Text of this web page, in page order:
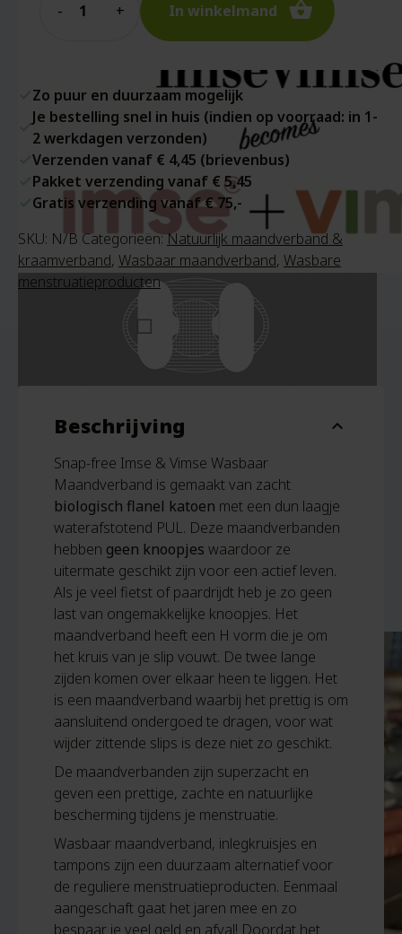
In winkelmand
Zo puur en duurzaam mogelijk
Je bestelling snel in huis (indien op voorraad: in 1-
2 werkdagen verzonden)
Verzenden vanaf € 4,45 (brievenbus)
Pakket verzending vanaf € 5,45
Gratis verzending vanaf € 75,-
SKU: N/B Categorieën:Natuurlijk maandverband &
kraamverband, Wasbaar maandverband, Wasbare
menstruatieproducten
Beschrijving expand_more
Snap-free Imse & Vimse Wasbaar
Maandverband is gemaakt van zacht
biologisch flanel katoen met een dun laagje
waterafstotend PUL. Deze maandverbanden
hebben geen knoopjes waardoor ze
uitermate geschikt zijn voor een actief leven.
Als je veel fietst of paardrijdt heb je zo geen
last van ongemakkelijke knoopjes. Het
maandverband heeft een H vorm die je om
het kruis van je slip vouwt. De twee lange
zijden komen over elkaar heen te liggen. Het
is een maandverband waarbij het prettig is om
aansluitend ondergoed te dragen, voor wat
wijder zittende slips is deze niet zo geschikt.
De maandverbanden zijn superzacht en
geven een prettige, zachte en natuurlijke
bescherming tijdens je menstruatie.
Wasbaar maandverband, inlegkruisjes en
tampons zijn een duurzaam alternatief voor
de reguliere menstruatieproducten. Eenmaal
aangeschaft gaat het jaren mee en zo
bespaar je veel geld en afval! Doordat het